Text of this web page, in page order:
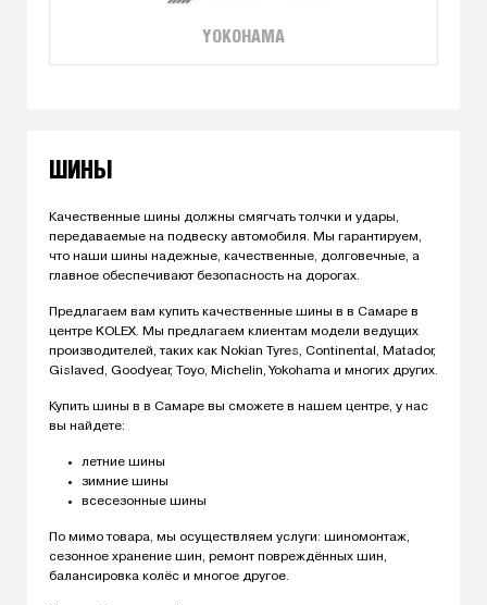
YOKOHAMA
ШИНЫ
Качественные шины должны смягчать толчки и удары,
передаваемые на подвеску автомобиля. Мы гарантируем,
что наши шины надежные, качественные, долговечные, а
главное обеспечивают безопасность на дорогах.
Предлагаем вам купить качественные шины в в Самаре в
центре KOLEX. Мы предлагаем клиентам модели ведущих
производителей, таких как Nokian Tyres, Continental, Matador,
Gislaved, Goodyear, Toyo, Michelin, Yokohama и многих других.
Купить шины в в Самаре вы сможете в нашем центре, у нас
вы найдете:
летние шины
зимние шины
всесезонные шины
По мимо товара, мы осуществляем услуги: шиномонтаж,
сезонное хранение шин, ремонт повреждённых шин,
балансировка колёс и многое другое.